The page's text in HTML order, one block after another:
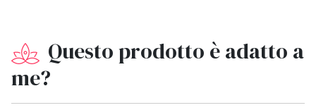
Questo prodotto è adatto a
me?